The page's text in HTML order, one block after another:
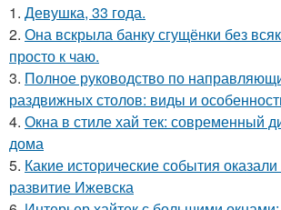
1. Девушка, 33 года.
2. Она вскрыла банку сгущёнки без
просто к чаю.
3. Полное руководство по
раздвижных столов: виды и
4. Окна в стиле хай тек: современный
дома
5. Какие исторические события
развитие Ижевска